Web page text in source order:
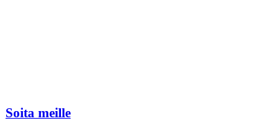
Soita meille